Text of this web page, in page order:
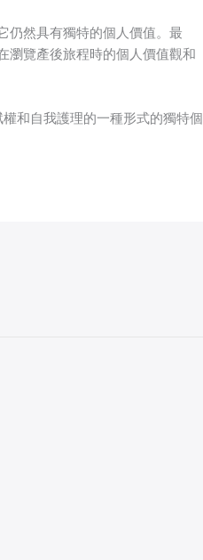
仍然具有獨特的個人價值。最
瀏覽產後旅程時的個人價值觀和
和自我護理的一種形式的獨特個